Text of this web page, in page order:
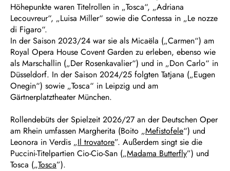
Höhepunkte waren Titelrollen in „Tosca“, „Adriana
Lecouvreur“, „Luisa Miller“ sowie die Contessa in „Le nozze
di Figaro“.
In der Saison 2023/24 war sie als Micaëla („Carmen“) am
Royal Opera House Covent Garden zu erleben, ebenso wie
als Marschallin („Der Rosenkavalier“) und in „Don Carlo“ in
Düsseldorf. In der Saison 2024/25 folgten Tatjana („Eugen
Onegin“) sowie „Tosca“ in Leipzig und am
Gärtnerplatztheater München.
Rollendebüts der Spielzeit 2026/27 an der Deutschen Oper
am Rhein umfassen Margherita (Boito „Mefistofele“) und
Leonora in Verdis „Il trovatore”. Außerdem singt sie die
Puccini-Titelpartien Cio-Cio-San („Madama Butterfly”) und
Tosca („Tosca”).